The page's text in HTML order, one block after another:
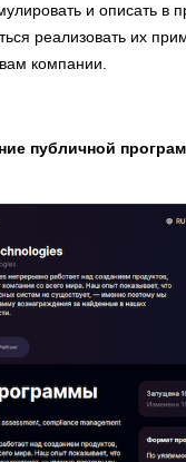
и описать в
реализовать их
компании.
публичной